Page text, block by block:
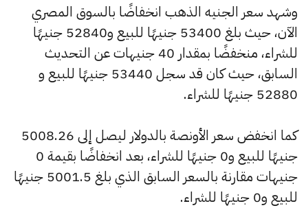
وشهد سعر الجنيه الذهب انخفاضًا بالسوق المصري
الآن، حيث بلغ 53400 جنيهًا للبيع و52840 جنيهًا
للشراء، منخفضًا بمقدار 40 جنيهات عن التحديث
السابق، حيث كان قد سجل 53440 جنيهًا للبيع و
52880 جنيهًا للشراء.
كما انخفض سعر الأونصة بالدولار ليصل إلى 5008.26
جنيهًا للبيع و0 جنيهًا للشراء، بعد انخفاضًا بقيمة 0
جنيهات مقارنة بالسعر السابق الذي بلغ 5001.5 جنيهًا
للبيع و0 جنيهًا للشراء.